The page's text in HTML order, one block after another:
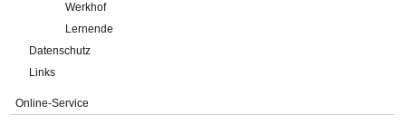
Werkhof
Lernende
Datenschutz
Links
Online-Service